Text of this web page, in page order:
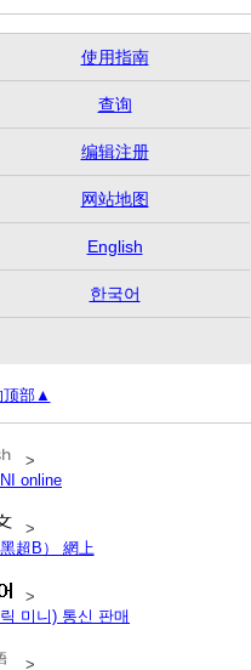
使用指南
查询
编辑注册
网站地图
English
한국어
顶部▲
>
online
>
超B） 網上
>
미니) 통신 판매
>